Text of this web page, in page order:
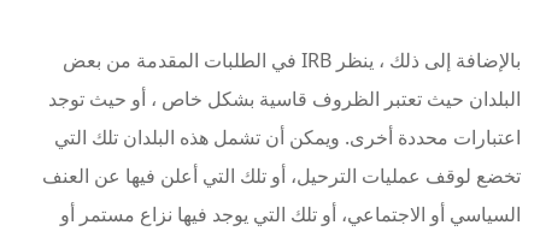
بالإضافة إلى ذلك ، ينظر IRB في الطلبات المقدمة من بعض
البلدان حيث تعتبر الظروف قاسية بشكل خاص ، أو حيث توجد
اعتبارات محددة أخرى. ويمكن أن تشمل هذه البلدان تلك التي
تخضع لوقف عمليات الترحيل، أو تلك التي أعلن فيها عن العنف
السياسي أو الاجتماعي، أو تلك التي يوجد فيها نزاع مستمر أو